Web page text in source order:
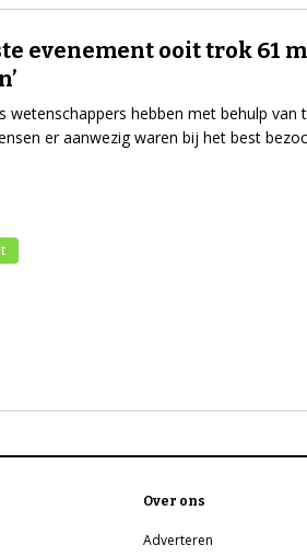
evenement ooit trok 61
wetenschappers hebben met behulp
er aanwezig waren bij het best
Over ons
Adverteren